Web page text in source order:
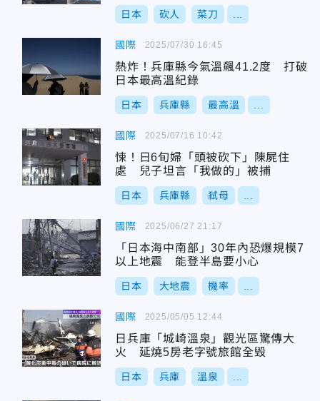
日本 砍人 菜刀
國際
熱炸！兵庫縣今氣溫飆41.2度 打破
日本最高溫紀錄
日本 兵庫縣 最高溫
2025/07/30 16:45
國際
悚！日6旬婦「頭被砍下」陳屍住
處 兒子坦言「我做的」被捕
日本 兵庫縣 弒母
2025/07/16 10:42
國際
「日本海中南部」30年內恐爆規模7
以上地震 能登半島要小心
日本 大地震 機率
2025/06/27 21:17
國際
日兵庫「城崎溫泉」觀光區驚傳大
火 延燒5房老字號旅館全毁
日本 兵庫 溫泉
2025/05/05 12:44